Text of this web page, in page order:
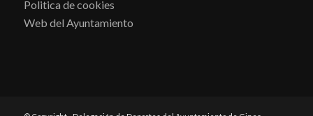
Politica de cookies
Web del Ayuntamiento